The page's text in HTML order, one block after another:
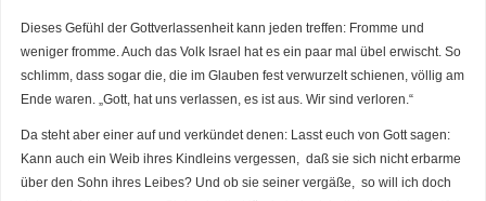
Dieses Gefühl der Gottverlassenheit kann jeden treffen: Fromme und
weniger fromme. Auch das Volk Israel hat es ein paar mal übel erwischt. So
schlimm, dass sogar die, die im Glauben fest verwurzelt schienen, völlig am
Ende waren. „Gott, hat uns verlassen, es ist aus. Wir sind verloren.“
Da steht aber einer auf und verkündet denen: Lasst euch von Gott sagen:
Kann auch ein Weib ihres Kindleins vergessen, daß sie sich nicht erbarme
über den Sohn ihres Leibes? Und ob sie seiner vergäße, so will ich doch